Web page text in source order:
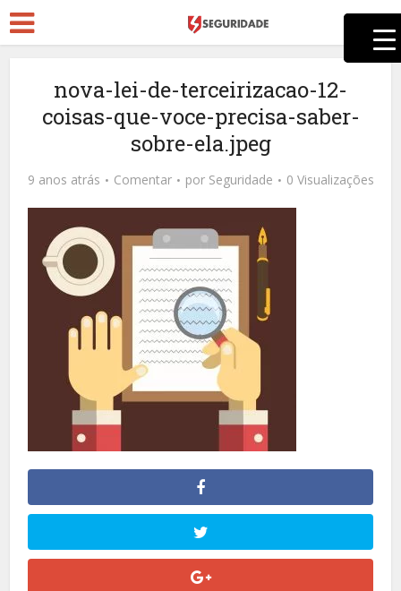
nova-lei-de-terceirizacao-12-
coisas-que-voce-precisa-saber-
sobre-ela.jpeg
9 anos atrás Comentar por Seguridade 0 Visualizações